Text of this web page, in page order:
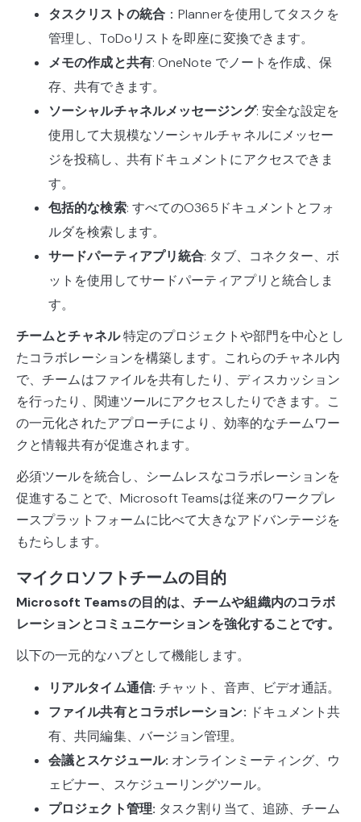
タスクリストの統合：Plannerを使用してタスクを
管理し、ToDoリストを即座に変換できます。
メモの作成と共有: OneNote でノートを作成、保
存、共有できます。
ソーシャルチャネルメッセージング: 安全な設定を
使用して大規模なソーシャルチャネルにメッセー
ジを投稿し、共有ドキュメントにアクセスできま
す。
包括的な検索: すべてのO365ドキュメントとフォ
ルダを検索します。
サードパーティアプリ統合: タブ、コネクター、ボ
ットを使用してサードパーティアプリと統合しま
す。
チームとチャネル特定のプロジェクトや部門を中心とし
たコラボレーションを構築します。これらのチャネル内
で、チームはファイルを共有したり、ディスカッション
を行ったり、関連ツールにアクセスしたりできます。こ
の一元化されたアプローチにより、効率的なチームワー
クと情報共有が促進されます。
必須ツールを統合し、シームレスなコラボレーションを
促進することで、Microsoft Teamsは従来のワークプレ
ースプラットフォームに比べて大きなアドバンテージを
もたらします。
マイクロソフトチームの目的
Microsoft Teamsの目的は、チームや組織内のコラボ
レーションとコミュニケーションを強化することです。
以下の一元的なハブとして機能します。
リアルタイム通信: チャット、音声、ビデオ通話。
ファイル共有とコラボレーション: ドキュメント共
有、共同編集、バージョン管理。
会議とスケジュール: オンラインミーティング、ウ
ェビナー、スケジューリングツール。
プロジェクト管理: タスク割り当て、追跡、チーム